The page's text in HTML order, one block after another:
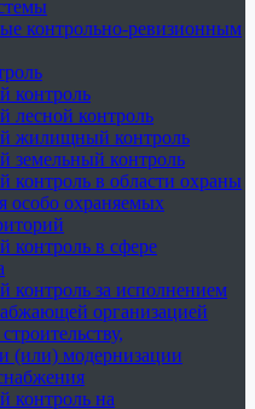
контрольно-ревизионным
контроль
контроль
жилищный контроль
контроль
в области охраны
особо охраняемых
в сфере
за исполнением
организацией
(или) модернизации
контроль на